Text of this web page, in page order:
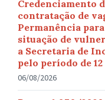
Credenciamento
contratação de
Permanência
situação de
a Secretaria de
pelo período de 12
06/08/2026